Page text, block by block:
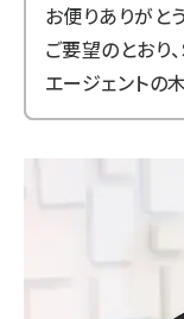
お便りありがと
ご要望のとおり
エージェントの